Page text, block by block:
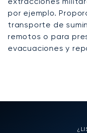
por ejemplo.
transporte de
remotos o para
evacuaciones y